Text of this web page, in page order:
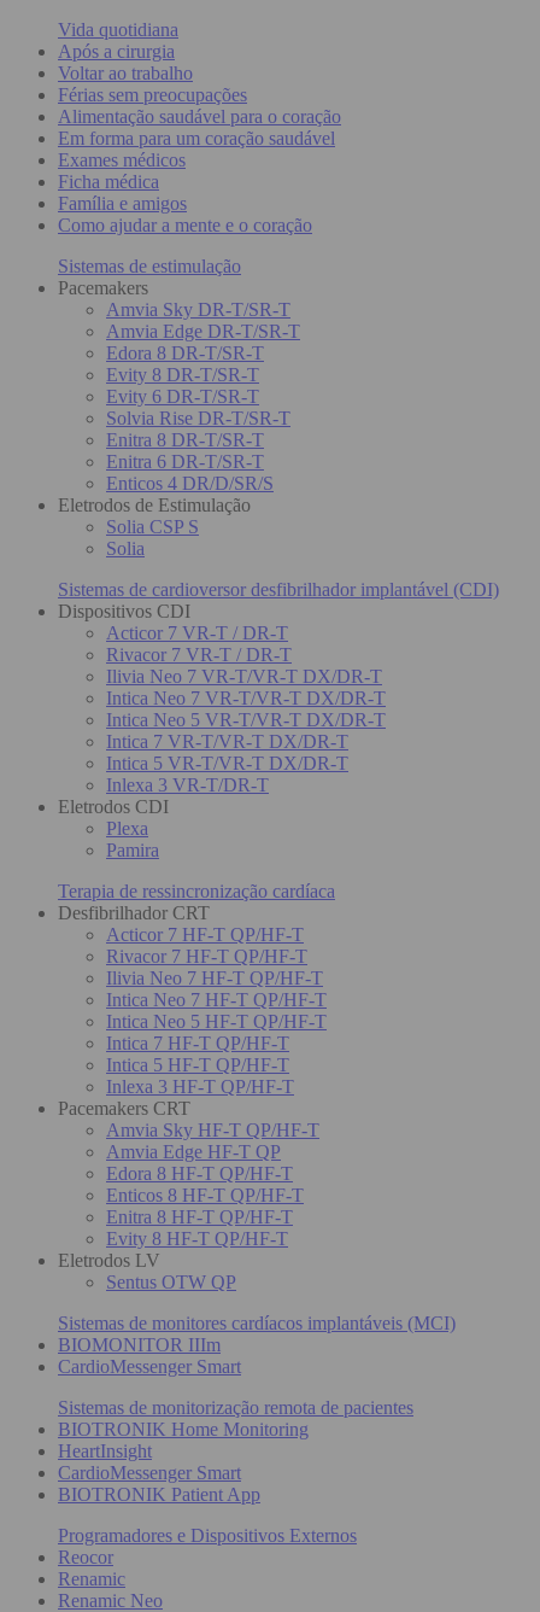
Vida quotidiana
Após a cirurgia
Voltar ao trabalho
Férias sem preocupações
Alimentação saudável para o coração
Em forma para um coração saudável
Exames médicos
Ficha médica
Família e amigos
Como ajudar a mente e o coração
Sistemas de estimulação
Pacemakers
Amvia Sky DR-T/SR-T
Amvia Edge DR-T/SR-T
Edora 8 DR-T/SR-T
Evity 8 DR-T/SR-T
Evity 6 DR-T/SR-T
Solvia Rise DR-T/SR-T
Enitra 8 DR-T/SR-T
Enitra 6 DR-T/SR-T
Enticos 4 DR/D/SR/S
Eletrodos de Estimulação
Solia CSP S
Solia
Sistemas de cardioversor desfibrilhador implantável (CDI)
Dispositivos CDI
Acticor 7 VR-T / DR-T
Rivacor 7 VR-T / DR-T
Ilivia Neo 7 VR-T/VR-T DX/DR-T
Intica Neo 7 VR-T/VR-T DX/DR-T
Intica Neo 5 VR-T/VR-T DX/DR-T
Intica 7 VR-T/VR-T DX/DR-T
Intica 5 VR-T/VR-T DX/DR-T
Inlexa 3 VR-T/DR-T
Eletrodos CDI
Plexa
Pamira
Terapia de ressincronização cardíaca
Desfibrilhador CRT
Acticor 7 HF-T QP/HF-T
Rivacor 7 HF-T QP/HF-T
Ilivia Neo 7 HF-T QP/HF-T
Intica Neo 7 HF-T QP/HF-T
Intica Neo 5 HF-T QP/HF-T
Intica 7 HF-T QP/HF-T
Intica 5 HF-T QP/HF-T
Inlexa 3 HF-T QP/HF-T
Pacemakers CRT
Amvia Sky HF-T QP/HF-T
Amvia Edge HF-T QP
Edora 8 HF-T QP/HF-T
Enticos 8 HF-T QP/HF-T
Enitra 8 HF-T QP/HF-T
Evity 8 HF-T QP/HF-T
Eletrodos LV
Sentus OTW QP
Sistemas de monitores cardíacos implantáveis (MCI)
BIOMONITOR IIIm
CardioMessenger Smart
Sistemas de monitorização remota de pacientes
BIOTRONIK Home Monitoring
HeartInsight
CardioMessenger Smart
BIOTRONIK Patient App
Programadores e Dispositivos Externos
Reocor
Renamic
Renamic Neo